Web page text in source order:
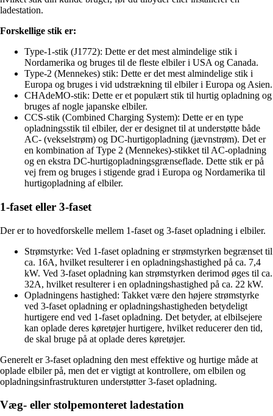
ladestation.
Forskellige stik er:
Type-1-stik (J1772): Dette er det mest almindelige stik i
Nordamerika og bruges til de fleste elbiler i USA og Canada.
Type-2 (Mennekes) stik: Dette er det mest almindelige stik i
Europa og bruges i vid udstrækning til elbiler i Europa og Asien.
CHAdeMO-stik: Dette er et populært stik til hurtig opladning og
bruges af nogle japanske elbiler.
CCS-stik (Combined Charging System): Dette er en type
opladningsstik til elbiler, der er designet til at understøtte både
AC- (vekselstrøm) og DC-hurtigopladning (jævnstrøm). Det er
en kombination af Type 2 (Mennekes)-stikket til AC-opladning
og en ekstra DC-hurtigopladningsgrænseflade. Dette stik er på
vej frem og bruges i stigende grad i Europa og Nordamerika til
hurtigopladning af elbiler.
1-faset eller 3-faset
Der er to hovedforskelle mellem 1-faset og 3-faset opladning i elbiler.
Strømstyrke: Ved 1-faset opladning er strømstyrken begrænset til
ca. 16A, hvilket resulterer i en opladningshastighed på ca. 7,4
kW. Ved 3-faset opladning kan strømstyrken derimod øges til ca.
32A, hvilket resulterer i en opladningshastighed på ca. 22 kW.
Opladningens hastighed: Takket være den højere strømstyrke
ved 3-faset opladning er opladningshastigheden betydeligt
hurtigere end ved 1-faset opladning. Det betyder, at elbilsejere
kan oplade deres køretøjer hurtigere, hvilket reducerer den tid,
de skal bruge på at oplade deres køretøjer.
Generelt er 3-faset opladning den mest effektive og hurtige måde at
oplade elbiler på, men det er vigtigt at kontrollere, om elbilen og
opladningsinfrastrukturen understøtter 3-faset opladning.
Væg- eller stolpemonteret ladestation